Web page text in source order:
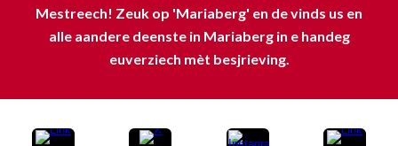
Mestreech! Zeuk op 'Mariaberg' en de vinds us en
alle aandere deenste in Mariaberg in e handeg
euverziech mèt besjrieving.